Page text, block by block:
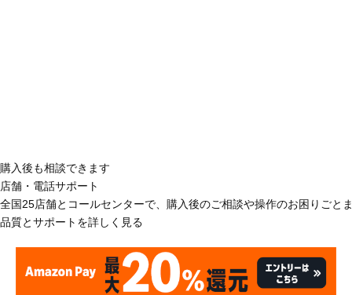
購入後も相談できます
店舗・電話サポート
全国25店舗とコールセンターで、購入後のご相談や操作のお困りごと
品質とサポートを詳しく見る